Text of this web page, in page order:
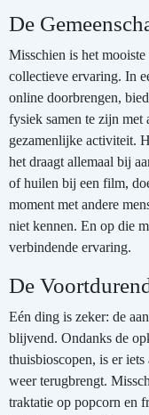
De
Misschien is het mooiste
collectieve ervaring. In
online doorbrengen,
fysiek samen te zijn met
gezamenlijke activiteit.
het draagt allemaal bij
of huilen bij een film,
moment met andere
niet kennen. En op die
verbindende ervaring.
De
Eén ding is zeker: de
blijvend. Ondanks de
thuisbioscopen, is er
weer terugbrengt.
traktatie op popcorn en